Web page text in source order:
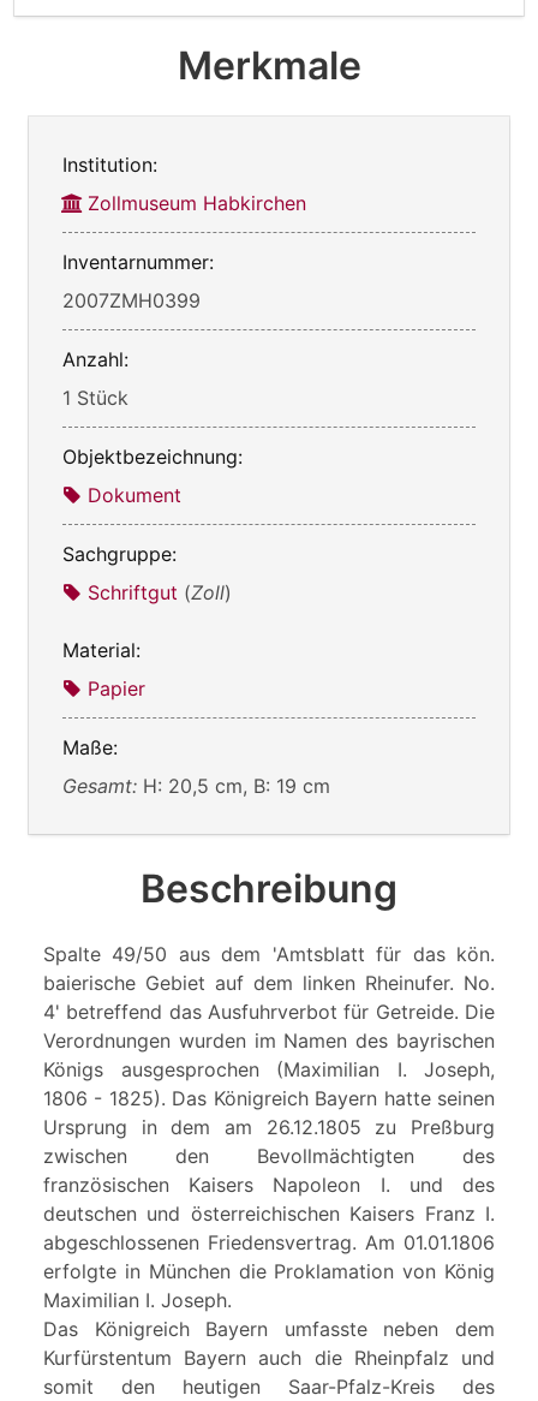
Merkmale
Institution:
Zollmuseum Habkirchen
Inventarnummer:
2007ZMH0399
Anzahl:
1 Stück
Objektbezeichnung:
Dokument
Sachgruppe:
Schriftgut (Zoll)
Material:
Papier
Maße:
Gesamt: H: 20,5 cm, B: 19 cm
Beschreibung
Spalte 49/50 aus dem 'Amtsblatt für das kön.
baierische Gebiet auf dem linken Rheinufer. No.
4' betreffend das Ausfuhrverbot für Getreide. Die
Verordnungen wurden im Namen des bayrischen
Königs ausgesprochen (Maximilian I. Joseph,
1806 - 1825). Das Königreich Bayern hatte seinen
Ursprung in dem am 26.12.1805 zu Preßburg
zwischen den Bevollmächtigten des
französischen Kaisers Napoleon I. und des
deutschen und österreichischen Kaisers Franz I.
abgeschlossenen Friedensvertrag. Am 01.01.1806
erfolgte in München die Proklamation von König
Maximilian I. Joseph.
Das Königreich Bayern umfasste neben dem
Kurfürstentum Bayern auch die Rheinpfalz und
somit den heutigen Saar-Pfalz-Kreis des